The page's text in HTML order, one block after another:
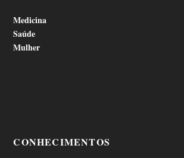
Medicina
Saúde
Mulher
CONHECIMENTOS